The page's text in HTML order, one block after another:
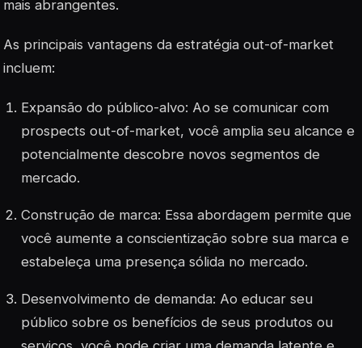
mais abrangentes.
As principais vantagens da estratégia out-of-market
incluem:
Expansão do público-alvo: Ao se comunicar com
prospects out-of-market, você amplia seu alcance e
potencialmente descobre novos segmentos de
mercado.
Construção de marca: Essa abordagem permite que
você aumente a conscientização sobre sua marca e
estabeleça uma presença sólida no mercado.
Desenvolvimento de demanda: Ao educar seu
público sobre os benefícios de seus produtos ou